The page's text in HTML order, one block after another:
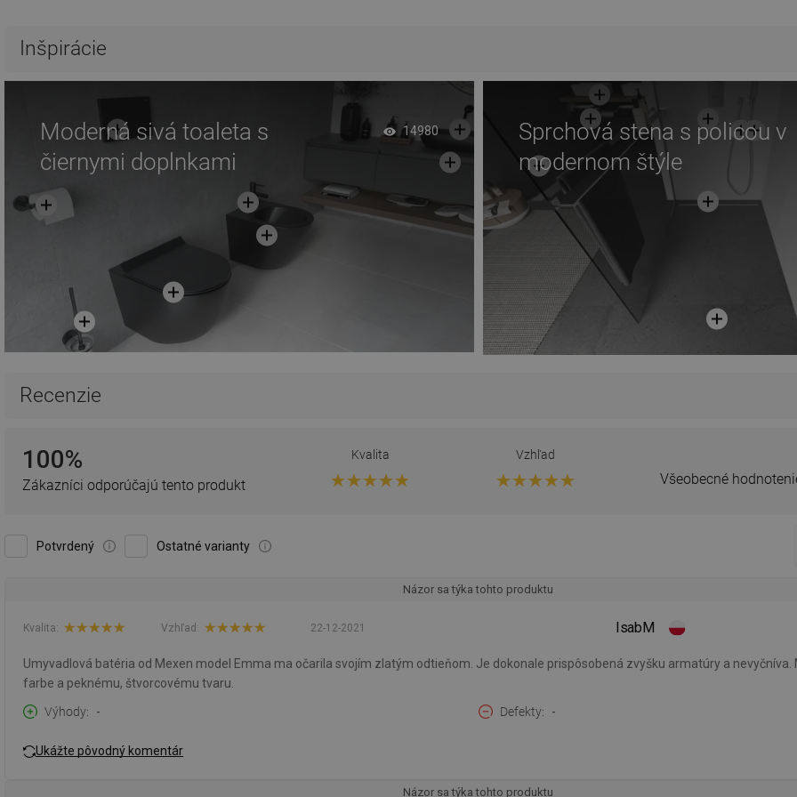
Inšpirácie
Moderná sivá toaleta s
čiernymi doplnkami
14980
Sprchová stena s policou v
modernom štýle
Recenzie
100%
Zákazníci odporúčajú tento produkt
Kvalita Vzhľad
Všeobecné
Potvrdený Ostatné varianty
Názor sa týka tohto produktu
IsabM
22-12-2021
Kvalita: Vzhľad:
Umyvadlová batéria od Mexen model Emma ma očarila svojím zlatým odtieňom. Je dokonale prispôsobená zvyšku armatúry a nevyčníva.
farbe a peknému, štvorcovému tvaru.
Výhody
- Defekty -
Ukážte pôvodný komentár
Názor sa týka tohto produktu